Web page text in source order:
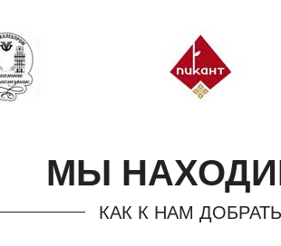
МЫ
КАК К НАМ